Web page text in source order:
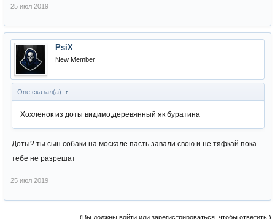
25 июл 2019
PsiX
New Member
One сказал(а): ↑
Хохленок из доты видимо,деревянный як буратина
Доты? ты сын собаки на москале пасть завали свою и не тяфкай пока
тебе не разрешат
25 июл 2019
(Вы должны войти или зарегистрироваться, чтобы ответить.)